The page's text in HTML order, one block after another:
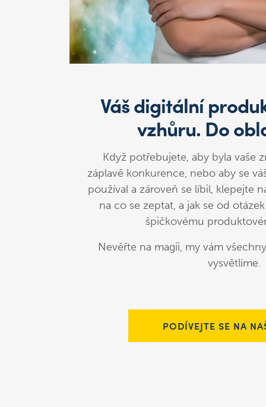
Váš digitální
vzhůru. Do
Když potřebujete, aby byla vaše
záplavě konkurence, nebo aby se
používal a zároveň se líbil, klepejte
na co se zeptat, a jak se od
špičkovému
Nevěřte na magii, my vám
vysvětlíme.
PODÍVEJTE SE NA